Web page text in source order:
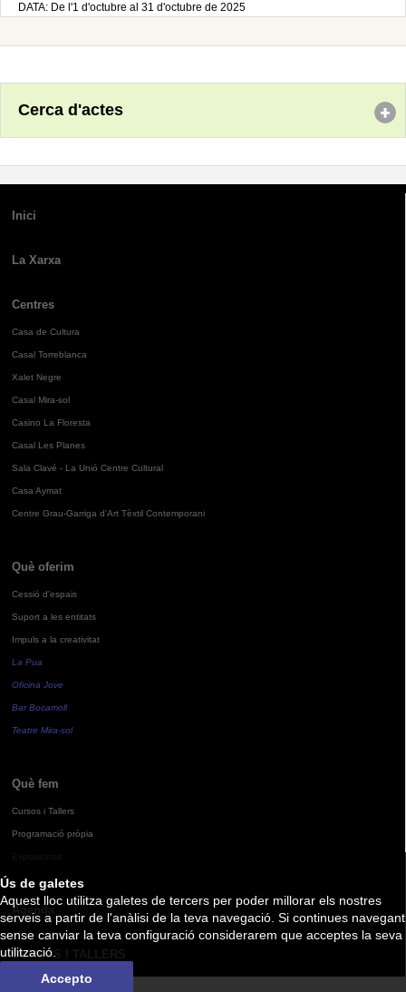
Ús de galetes
Aquest lloc utilitza galetes de tercers per poder millorar els nostres
serveis a partir de l'anàlisi de la teva navegació. Si continues navegant
sense canviar la teva configuració considerarem que acceptes la seva
utilització.
Accepto
DATA: De l'1 d'octubre al 31 d'octubre de 2025
Cerca d'actes
Inici
La Xarxa
Centres
Casa de Cultura
Casal Torreblanca
Xalet Negre
Casal Mira-sol
Casino La Floresta
Casal Les Planes
Sala Clavé - La Unió Centre Cultural
Casa Aymat
Centre Grau-Garriga d'Art Tèxtil Contemporani
Què oferim
Cessió d'espais
Suport a les entitats
Impuls a la creativitat
La Pua
Oficina Jove
Bar Bocamoll
Teatre Mira-sol
Què fem
Cursos i Tallers
Programació pròpia
Agenda
CURSOS I TALLERS